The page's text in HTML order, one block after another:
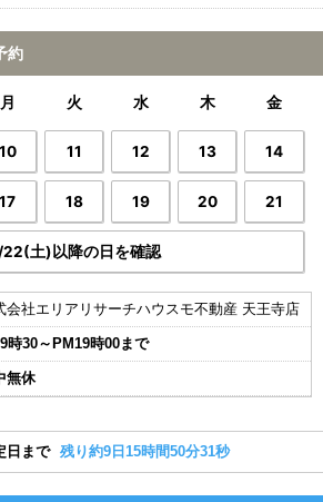
約
月 火 水 木 金
10 11 12 13 14
17 18 19 20 21
土)以降の日を確認
会社エリアリサーチハウスモ不動産 天王寺店
時30～PM19時00まで
無休
日まで 残り約9日15時間50分30秒